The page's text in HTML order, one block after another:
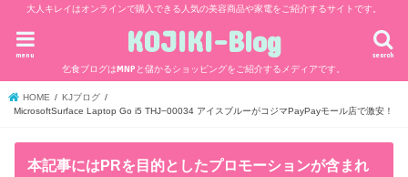
大人キレイはオンラインで購入できる人気の美容商品や家電をご紹介するサイトです。
KOJIKI-Blog
乞食ブログはMNPと儲かるショッピングをご紹介するメディアです。
search
menu
HOME
KJブログ
MicrosoftSurface Laptop Go i5 THJ−00034 アイスブルーがコジマPayPayモール店で激安！
本記事にはPRを目的としたプロモーションが含まれ